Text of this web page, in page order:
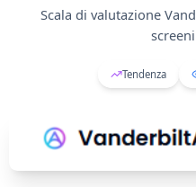
Scala di valutazione
Tendenza